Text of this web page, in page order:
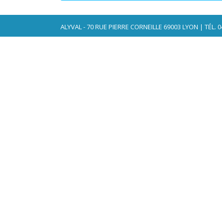
ALYVAL - 70 RUE PIERRE CORNEILLE 69003 LYON | TÉL.